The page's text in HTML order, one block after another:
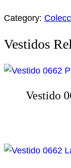
Category:
Vestidos
Vestido